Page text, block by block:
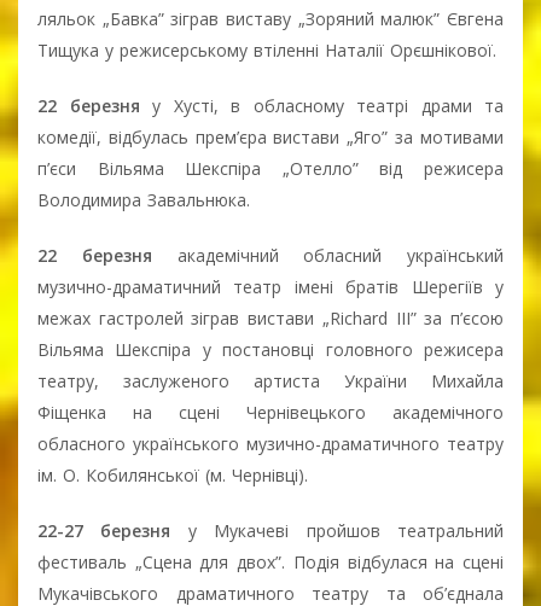
ляльок „Бавка” зіграв виставу „Зоряний малюк” Євгена
Тищука у режисерському втіленні Наталії Орєшнікової.
22 березня у Хусті, в обласному театрі драми та
комедії, відбулась прем’єра вистави „Яго” за мотивами
п’єси Вільяма Шекспіра „Отелло” від режисера
Володимира Завальнюка.
22 березня академічний обласний український
музично-драматичний театр імені братів Шерегіїв у
межах гастролей зіграв вистави „Richard ІІІ” за п’єсою
Вільяма Шекспіра у постановці головного режисера
театру, заслуженого артиста України Михайла
Фіщенка на сцені Чернівецького академічного
обласного українського музично-драматичного театру
ім. О. Кобилянської (м. Чернівці).
22-27 березня у Мукачеві пройшов театральний
фестиваль „Сцена для двох”. Подія відбулася на сцені
Мукачівського драматичного театру та об’єднала